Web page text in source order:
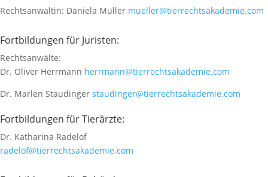
Rechtsanwältin: Daniela Müller mueller@tierrechtsakademie.com
Fortbildungen für Juristen:
Rechtsanwälte:
Dr. Oliver Herrmann herrmann@tierrechtsakademie.com
Dr. Marlen Staudinger staudinger@tierrechtsakademie.com
Fortbildungen für Tierärzte:
Dr. Katharina Radelof
radelof@tierrechtsakademie.com